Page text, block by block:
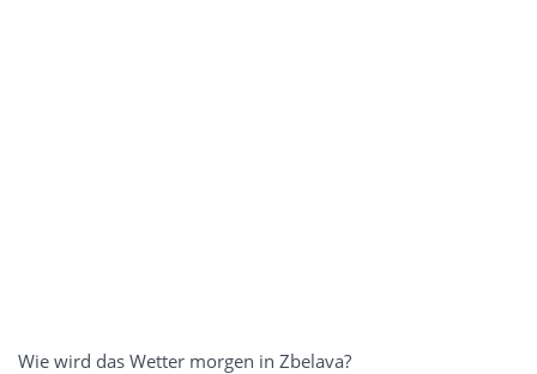
Wie wird das Wetter morgen in Zbelava?